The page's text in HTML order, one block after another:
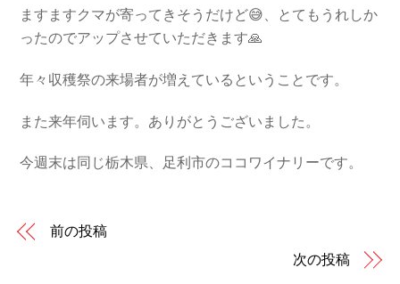
ますますクマが寄ってきそうだけど😅、とてもうれしか
ったのでアップさせていただきます🙏
年々収穫祭の来場者が増えているということです。
また来年伺います。ありがとうございました。
今週末は同じ栃木県、足利市のココワイナリーです。
前の投稿
次の投稿